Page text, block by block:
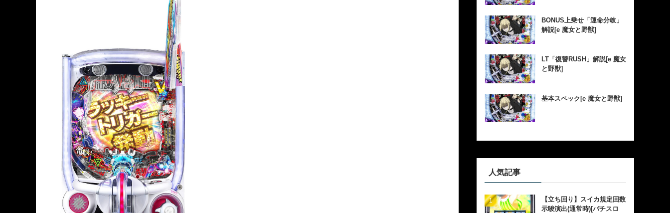
BONUS上乗せ「運命分岐」
解説[e 魔女と野獣]
LT「復讐RUSH」解説[e 魔女
と野獣]
基本スペック[e 魔女と野獣]
人気記事
【立ち回り】スイカ規定回数
示唆演出(通常時)[パチスロ